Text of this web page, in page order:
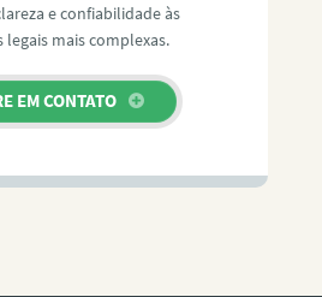
e confiabilidade às
legais mais complexas.
EM CONTATO